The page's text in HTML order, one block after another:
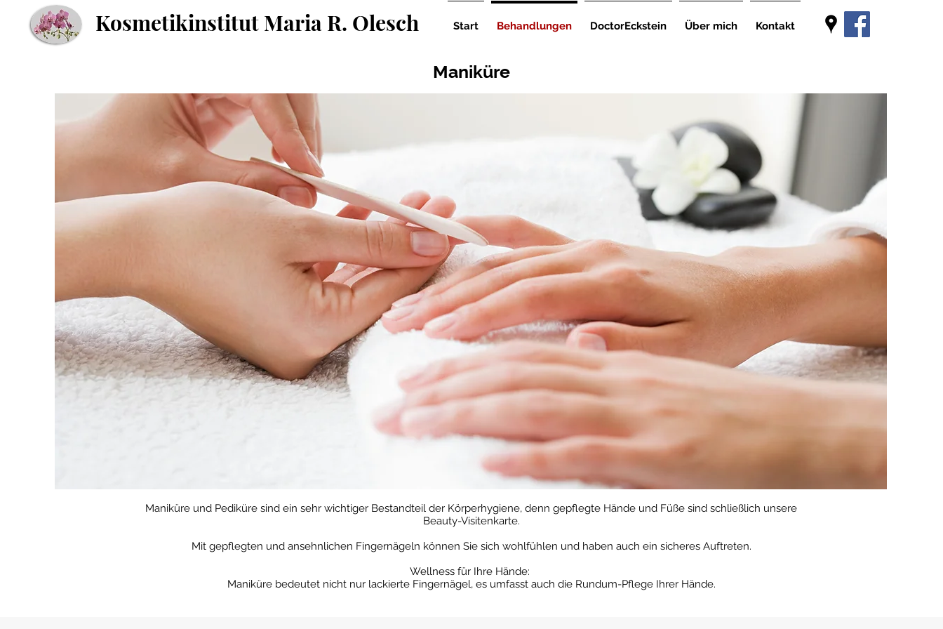
Kosmetikinstitut Maria R. Olesch Start Behandlungen DoctorEckstein Über mich Kontakt
Maniküre
Maniküre und Pediküre sind ein sehr wichtiger Bestandteil der Körperhygiene, denn gepflegte Hände und Füße sind schließlich unsere
Beauty-Visitenkarte.
Mit gepflegten und ansehnlichen Fingernägeln können Sie sich wohlfühlen und haben auch ein sicheres Auftreten.
Wellness für Ihre Hände:
Maniküre bedeutet nicht nur lackierte Fingernägel, es umfasst auch die Rundum-Pflege Ihrer Hände.